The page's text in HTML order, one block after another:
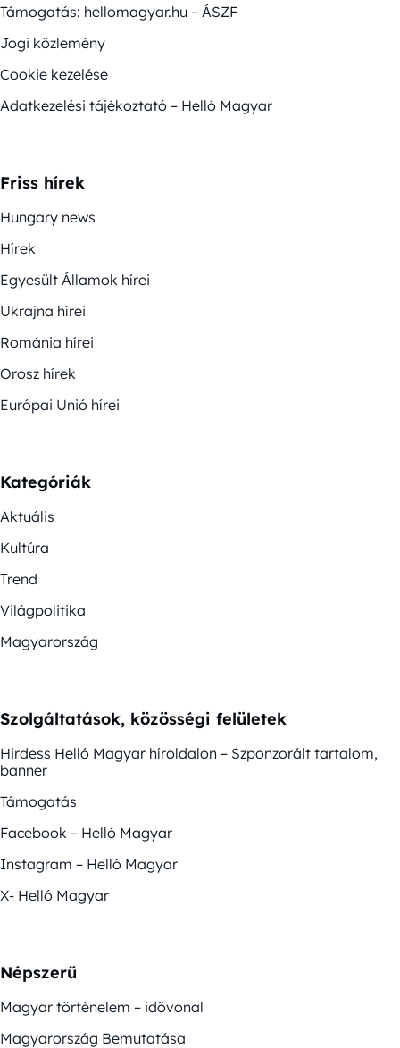
Támogatás: hellomagyar.hu – ÁSZF
Jogi közlemény
Cookie kezelése
Adatkezelési tájékoztató – Helló Magyar
Friss hírek
Hungary news
Hírek
Egyesült Államok hírei
Ukrajna hírei
Románia hírei
Orosz hírek
Európai Unió hírei
Kategóriák
Aktuális
Kultúra
Trend
Világpolitika
Magyarország
Szolgáltatások, közösségi felületek
Hirdess Helló Magyar híroldalon – Szponzorált tartalom,
banner
Támogatás
Facebook – Helló Magyar
Instagram – Helló Magyar
X- Helló Magyar
Népszerű
Magyar történelem – idővonal
Magyarország Bemutatása